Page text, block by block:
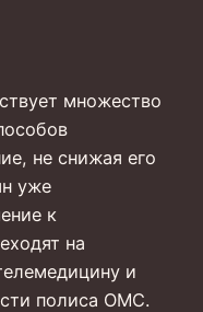
множество
не снижая его
уже
к
на
и
полиса ОМС.